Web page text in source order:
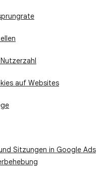
auf Websites
Sitzungen in Google Ads